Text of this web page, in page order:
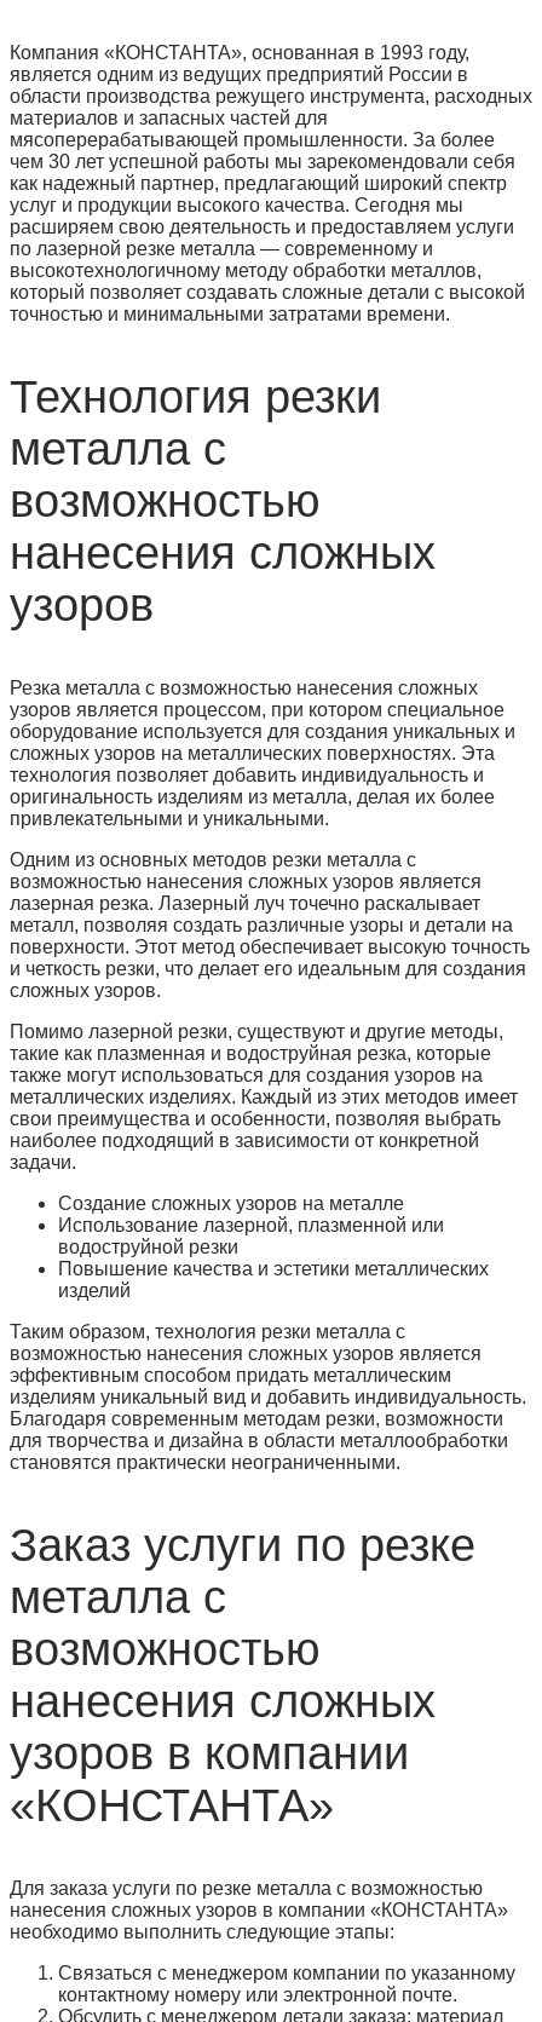
Компания «КОНСТАНТА», основанная в 1993 году,
является одним из ведущих предприятий России в
области производства режущего инструмента, расходных
материалов и запасных частей для
мясоперерабатывающей промышленности. За более
чем 30 лет успешной работы мы зарекомендовали себя
как надежный партнер, предлагающий широкий спектр
услуг и продукции высокого качества. Сегодня мы
расширяем свою деятельность и предоставляем услуги
по лазерной резке металла — современному и
высокотехнологичному методу обработки металлов,
который позволяет создавать сложные детали с высокой
точностью и минимальными затратами времени.
Технология резки
металла с
возможностью
нанесения сложных
узоров
Резка металла с возможностью нанесения сложных
узоров является процессом, при котором специальное
оборудование используется для создания уникальных и
сложных узоров на металлических поверхностях. Эта
технология позволяет добавить индивидуальность и
оригинальность изделиям из металла, делая их более
привлекательными и уникальными.
Одним из основных методов резки металла с
возможностью нанесения сложных узоров является
лазерная резка. Лазерный луч точечно раскалывает
металл, позволяя создать различные узоры и детали на
поверхности. Этот метод обеспечивает высокую точность
и четкость резки, что делает его идеальным для создания
сложных узоров.
Помимо лазерной резки, существуют и другие методы,
такие как плазменная и водоструйная резка, которые
также могут использоваться для создания узоров на
металлических изделиях. Каждый из этих методов имеет
свои преимущества и особенности, позволяя выбрать
наиболее подходящий в зависимости от конкретной
задачи.
Создание сложных узоров на металле
Использование лазерной, плазменной или
водоструйной резки
Повышение качества и эстетики металлических
изделий
Таким образом, технология резки металла с
возможностью нанесения сложных узоров является
эффективным способом придать металлическим
изделиям уникальный вид и добавить индивидуальность.
Благодаря современным методам резки, возможности
для творчества и дизайна в области металлообработки
становятся практически неограниченными.
Заказ услуги по резке
металла с
возможностью
нанесения сложных
узоров в компании
«КОНСТАНТА»
Для заказа услуги по резке металла с возможностью
нанесения сложных узоров в компании «КОНСТАНТА»
необходимо выполнить следующие этапы:
Связаться с менеджером компании по указанному
контактному номеру или электронной почте.
Обсудить с менеджером детали заказа: материал